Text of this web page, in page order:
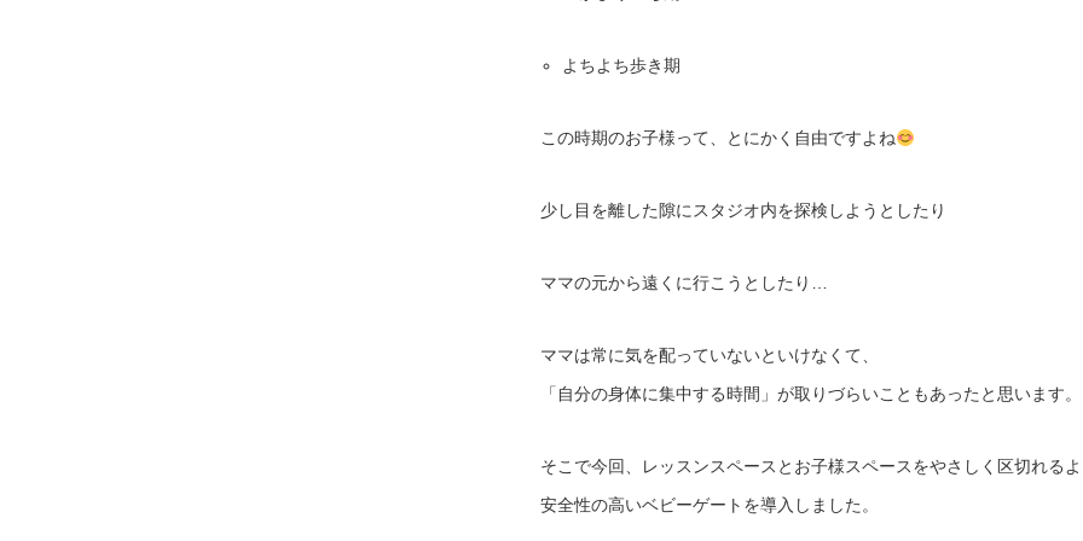
よちよち歩き期
この時期のお子様って、とにかく自由ですよね
少し目を離した隙にスタジオ内を探検しようとしたり
ママの元から遠くに行こうとしたり…
ママは常に気を配っていないといけなくて、
「自分の身体に集中する時間」が取りづらいこともあったと思います。
そこで今回、レッスンスペースとお子様スペースをやさしく区切れる
安全性の高いベビーゲートを導入しました。